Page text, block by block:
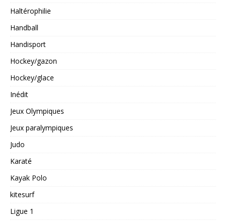
Haltérophilie
Handball
Handisport
Hockey/gazon
Hockey/glace
Inédit
Jeux Olympiques
Jeux paralympiques
Judo
Karaté
Kayak Polo
kitesurf
Ligue 1